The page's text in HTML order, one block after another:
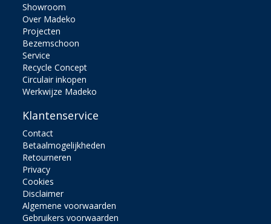
Showroom
Over Madeko
Projecten
Bezemschoon
Service
Recycle Concept
Circulair inkopen
Werkwijze Madeko
Klantenservice
Contact
Betaalmogelijkheden
Retourneren
Privacy
Cookies
Disclaimer
Algemene voorwaarden
Gebruikers voorwaarden